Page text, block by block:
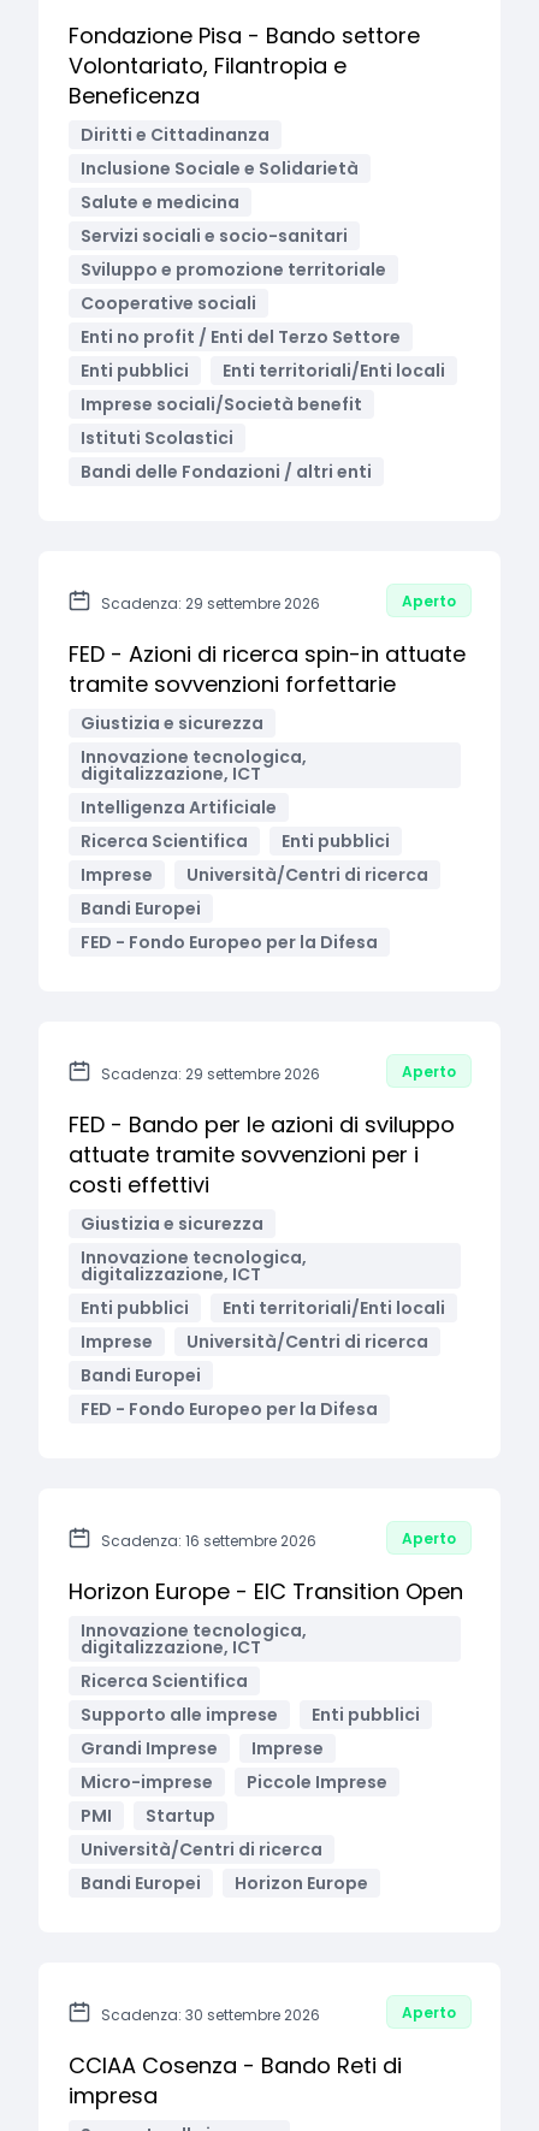
Fondazione Pisa - Bando settore
Volontariato, Filantropia e
Beneficenza
Diritti e Cittadinanza
Inclusione Sociale e Solidarietà
Salute e medicina
Servizi sociali e socio-sanitari
Sviluppo e promozione territoriale
Cooperative sociali
Enti no profit / Enti del Terzo Settore
Enti pubblici
Enti territoriali/Enti locali
Imprese sociali/Società benefit
Istituti Scolastici
Bandi delle Fondazioni / altri enti
Scadenza: 29 settembre 2026 Aperto
FED - Azioni di ricerca spin-in attuate
tramite sovvenzioni forfettarie
Giustizia e sicurezza
Innovazione tecnologica,
digitalizzazione, ICT
Intelligenza Artificiale
Ricerca Scientifica
Enti pubblici
Imprese
Università/Centri di ricerca
Bandi Europei
FED - Fondo Europeo per la Difesa
Scadenza: 29 settembre 2026 Aperto
FED - Bando per le azioni di sviluppo
attuate tramite sovvenzioni per i
costi effettivi
Giustizia e sicurezza
Innovazione tecnologica,
digitalizzazione, ICT
Enti pubblici
Enti territoriali/Enti locali
Imprese
Università/Centri di ricerca
Bandi Europei
FED - Fondo Europeo per la Difesa
Scadenza: 16 settembre 2026 Aperto
Horizon Europe - EIC Transition Open
Innovazione tecnologica,
digitalizzazione, ICT
Ricerca Scientifica
Supporto alle imprese
Enti pubblici
Grandi Imprese
Imprese
Micro-imprese
Piccole Imprese
PMI
Startup
Università/Centri di ricerca
Bandi Europei
Horizon Europe
Scadenza: 30 settembre 2026 Aperto
CCIAA Cosenza - Bando Reti di
impresa